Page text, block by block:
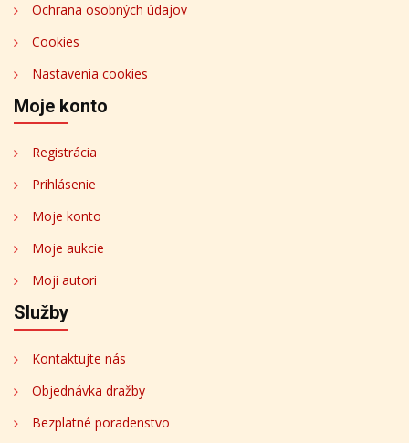
Ochrana osobných údajov
Cookies
Nastavenia cookies
Moje konto
Registrácia
Prihlásenie
Moje konto
Moje aukcie
Moji autori
Služby
Kontaktujte nás
Objednávka dražby
Bezplatné poradenstvo